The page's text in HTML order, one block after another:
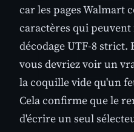
car les pages Walmart
caractères qui
décodage UTF-8 strict.
vous devriez voir un
la coquille vide qu'un
Cela confirme que le
d'écrire un seul